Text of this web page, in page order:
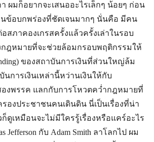
ผมก็อยากจะเสนออะไรเล็กๆ น้อยๆ ก่อน
ข้อบกพร่องที่ชัดเจนมากๆ นั่นคือ มีคน
สภาคองเกรสครั้งแล้วครั้งเล่าในรอบ
ฎหมายที่จะช่วยล้อมกรอบพฤติกรรมให้
ของสถาบันการเงินที่ส่วนใหญ่ล้ม
นการเงินเหล่านี้หว่านเงินให้กับ
องพรรค แลกกับการโหวตคว่ำกฎหมายที่
องประชาชนคนเดินดิน นี่เป็นเรื่องที่น่า
ดูเหมือนจะไม่มีใครรู้เรื่องหรือแคร์อะไร
Jefferson กับ Adam Smith ลาโลกไป ผม